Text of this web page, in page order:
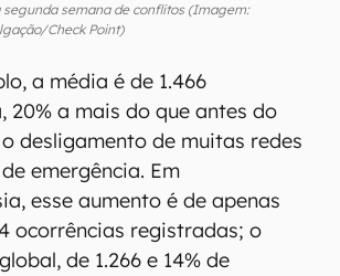
segunda semana de conflitos (Imagem:
Check Point)
a média é de 1.466
20% a mais do que antes do
desligamento de muitas redes
emergência. Em
esse aumento é de apenas
ocorrências registradas; o
de 1.266 e 14% de